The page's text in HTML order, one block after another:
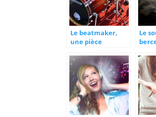
Le beatmaker,
une pièce
musique
Le